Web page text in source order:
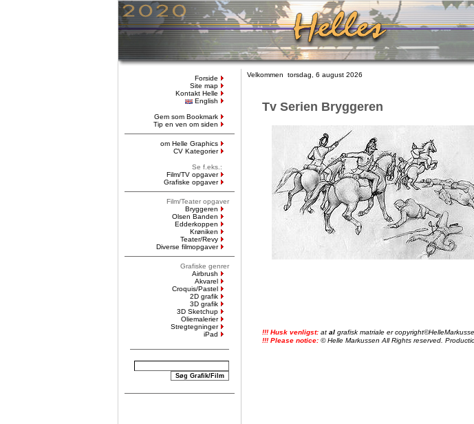
Forside
Site map
Kontakt Helle
English
Gem som Bookmark
Tip en ven om siden
om Helle Graphics
CV Kategorier
Se f.eks.:
Film/TV opgaver
Grafiske opgaver
Film/Teater opgaver
Bryggeren
Olsen Banden
Edderkoppen
Krøniken
Teater/Revy
Diverse filmopgaver
Grafiske genrer
Airbrush
Akvarel
Croquis/Pastel
2D grafik
3D grafik
3D Sketchup
Oliemalerier
Stregtegninger
iPad
Velkommen torsdag, 6 august 2026
Tv Serien Bryggeren
!!! Husk venligst:at al grafisk matriale er
!!! Please notice:© Helle Markussen All Rights reserved.